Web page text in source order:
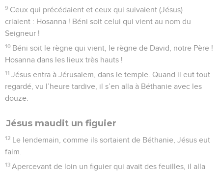
9 Ceux qui précédaient et ceux qui suivaient (Jésus)
criaient : Hosanna ! Béni soit celui qui vient au nom du
Seigneur !
10 Béni soit le règne qui vient, le règne de David, notre Père !
Hosanna dans les lieux très hauts !
11 Jésus entra à Jérusalem, dans le temple. Quand il eut tout
regardé, vu l’heure tardive, il s’en alla à Béthanie avec les
douze.
Jésus maudit un figuier
12 Le lendemain, comme ils sortaient de Béthanie, Jésus eut
faim.
13 Apercevant de loin un figuier qui avait des feuilles, il alla